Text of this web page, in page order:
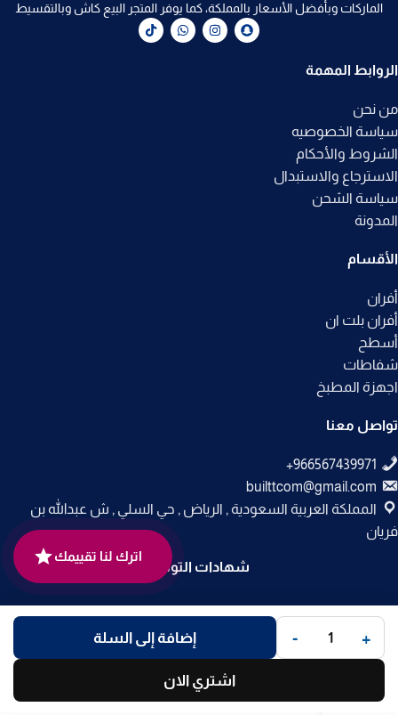
الماركات وبأفضل الأسعار بالمملكة، كما يوفر المتجر البيع كاش وبالتقسيط
الروابط المهمة
من نحن
سياسة الخصوصيه
الشروط والأحكام
الاسترجاع والاستبدال
سياسة الشحن
المدونة
الأقسام
أفران
أفران بلت ان
أسطح
شفاطات
اجهزة المطبخ
تواصل معنا
builttcom@gmail.com
المملكة العربية السعودية , الرياض , حي السلي , ش عبدالله بن
فريان
شهادات التوثيق
جميع الحقوق محفوظة لـمتجر بلت إن© 2025.
تم التطوير بواسطةCode Times
. +
- إضافة إلى السلة
اشتري الان
اترك لنا تقييمك